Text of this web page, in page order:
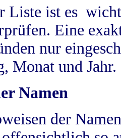
Liste ist es
Eine
nur
Monat und Jahr.
Namen
der